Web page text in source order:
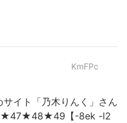
KmFPc
イト「乃木りんく」さん
【-8ek -l2